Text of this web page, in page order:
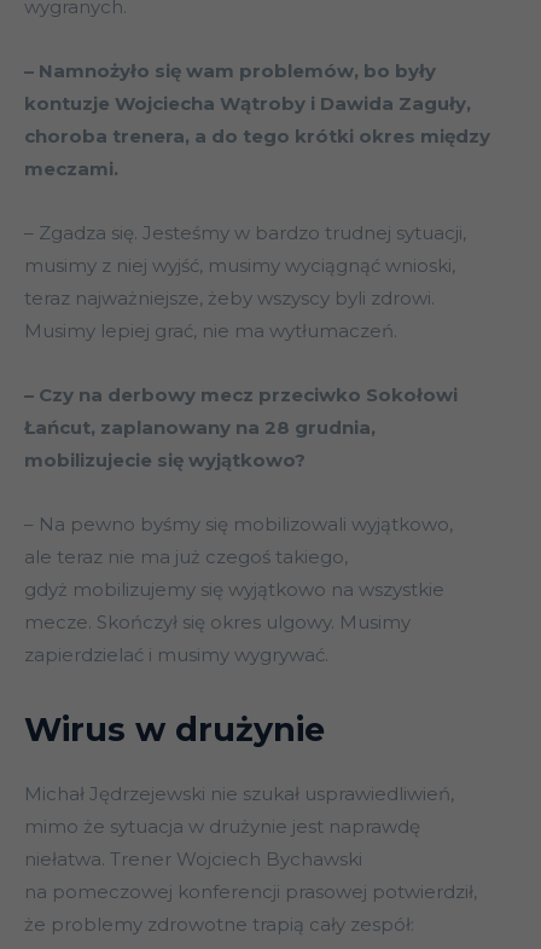
wygranych.
– Namnożyło się wam problemów, bo były
kontuzje Wojciecha Wątroby i Dawida Zaguły,
choroba trenera, a do tego krótki okres między
meczami.
– Zgadza się. Jesteśmy w bardzo trudnej sytuacji,
musimy z niej wyjść, musimy wyciągnąć wnioski,
teraz najważniejsze, żeby wszyscy byli zdrowi.
Musimy lepiej grać, nie ma wytłumaczeń.
– Czy na derbowy mecz przeciwko Sokołowi
Łańcut, zaplanowany na 28 grudnia,
mobilizujecie się wyjątkowo?
– Na pewno byśmy się mobilizowali wyjątkowo,
ale teraz nie ma już czegoś takiego,
gdyż mobilizujemy się wyjątkowo na wszystkie
mecze. Skończył się okres ulgowy. Musimy
zapierdzielać i musimy wygrywać.
Wirus w drużynie
Michał Jędrzejewski nie szukał usprawiedliwień,
mimo że sytuacja w drużynie jest naprawdę
niełatwa. Trener Wojciech Bychawski
na pomeczowej konferencji prasowej potwierdził,
że problemy zdrowotne trapią cały zespół: